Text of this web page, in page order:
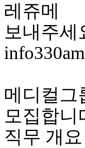
레쥬메
보내주세
메디컬그
모집합니
직무 개요